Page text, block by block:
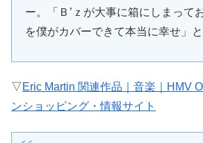
ー。「Ｂ’ｚが大事に箱にしまって
を僕がカバーできて本当に幸せ」と
▽Eric Martin 関連作品｜音楽｜HMV
ンショッピング・情報サイト